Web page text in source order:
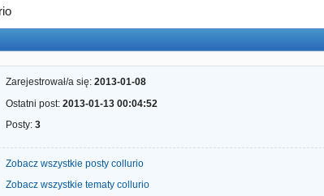
Zarejestrował/a się: 2013-01-08
Ostatni post: 2013-01-13 00:04:52
Posty: 3
Zobacz wszystkie posty collurio
Zobacz wszystkie tematy collurio